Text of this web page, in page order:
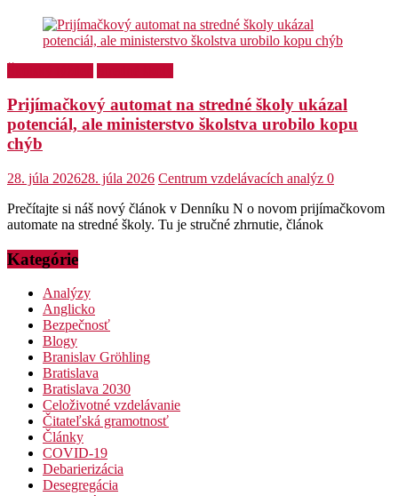
Prijímačkový automat na stredné školy ukázal
potenciál, ale ministerstvo školstva urobilo kopu
chýb
28. júla 202628. júla 2026 Centrum vzdelávacích analýz 0
Prečítajte si náš nový článok v Denníku N o novom prijímačkovom
automate na stredné školy. Tu je stručné zhrnutie, článok
Kategórie
Analýzy
Anglicko
Bezpečnosť
Blogy
Branislav Gröhling
Bratislava
Bratislava 2030
Celoživotné vzdelávanie
Čitateľská gramotnosť
Články
COVID-19
Debarierizácia
Desegregácia